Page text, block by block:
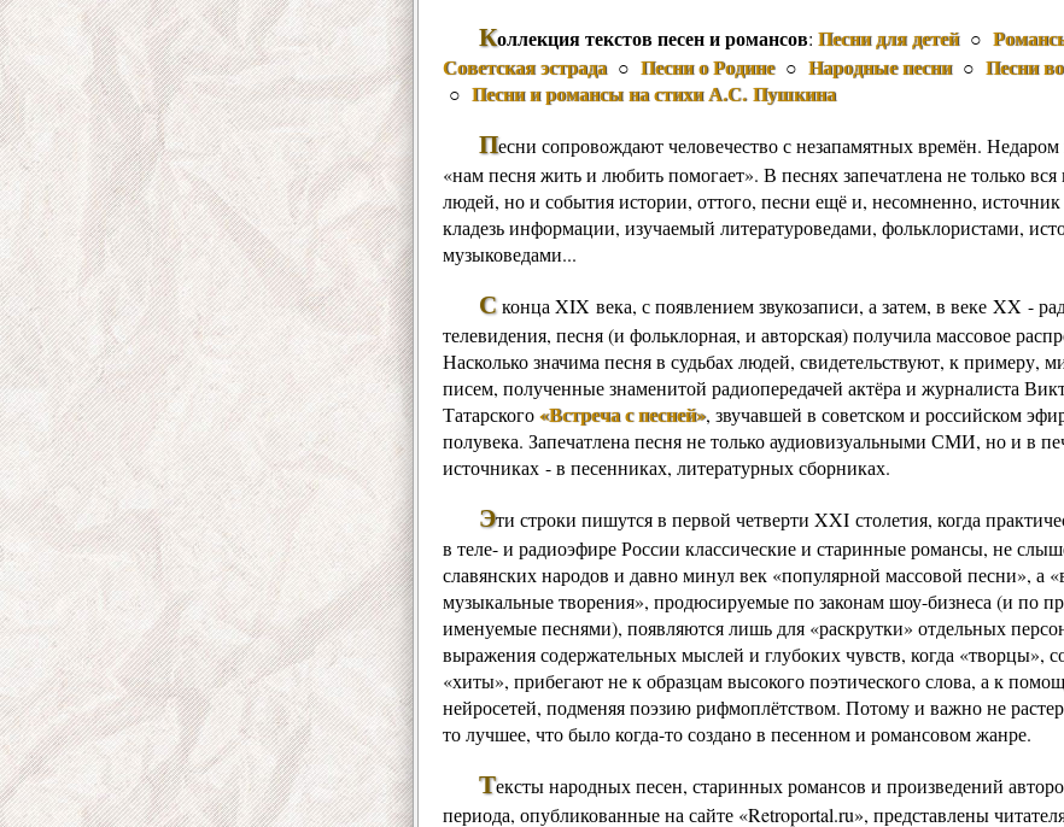
Коллекция текстов песен и романсов: Песни для детей○
Советская эстрада○ Песни о Родине○ Народные песни○ Песни
○ Песни и романсы на стихи А.С. Пушкина
Песни сопровождают человечество с незапамятных времён. Недаром
«нам песня жить и любить помогает». В песнях запечатлена не только вся
людей, но и события истории, оттого, песни ещё и, несомненно,
кладезь информации, изучаемый литературоведами, фольклористами,
музыковедами...
Сконца XIX века, с появлением звукозаписи, а затем, в веке XX -
телевидения, песня (и фольклорная, и авторская) получила массовое
Насколько значима песня в судьбах людей, свидетельствуют, к примеру,
писем, полученные знаменитой радиопередачей актёра и журналиста
Татарского«Встреча с песней», звучавшей в советском и российском
полувека. Запечатлена песня не только аудиовизуальными СМИ, но и в
источниках - в песенниках, литературных сборниках.
Эти строки пишутся в первой четверти XXI столетия, когда
в теле- и радиоэфире России классические и старинные романсы, не
славянских народов и давно минул век «популярной массовой песни», а
музыкальные творения», продюсируемые по законам шоу-бизнеса (и по
именуемые песнями), появляются лишь для «раскрутки» отдельных
выражения содержательных мыслей и глубоких чувств, когда «творцы»,
«хиты», прибегают не к образцам высокого поэтического слова, а к
нейросетей, подменяя поэзию рифмоплётством. Потому и важно не
то лучшее, что было когда-то создано в песенном и романсовом жанре.
Тексты народных песен, старинных романсов и произведений
периода, опубликованные на сайте «Retroportal.ru», представлены